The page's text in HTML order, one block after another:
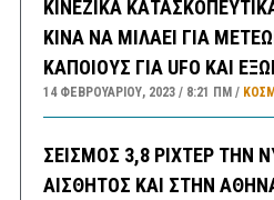
ΚΙΝΕΖΙΚΑ
ΚΙΝΑ ΝΑ ΜΙΛΑΕΙ ΓΙΑ
ΚΑΠΟΙΟΥΣ ΓΙΑ UFO ΚΑΙ
14 ΦΕΒΡΟΥΑΡΊΟΥ, 2023 8:21 ΠΜ
ΣΕΙΣΜΟΣ 3,8 ΡΙΧΤΕΡ ΤΗΝ
ΑΙΣΘΗΤΟΣ ΚΑΙ ΣΤΗΝ